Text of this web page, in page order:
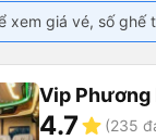
xem giá vé, số
Vip Phương
4.7star (235